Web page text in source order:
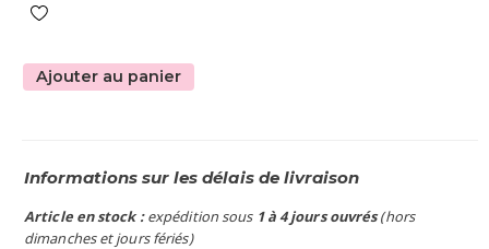
Ajouter au panier
Informations sur les délais de livraison
Article en stock :expédition sous 1 à 4 jours ouvrés(hors
dimanches et jours fériés)